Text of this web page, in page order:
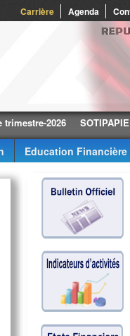
Carrière Agenda
2026 SOTIPAPIER-2
Education Financière